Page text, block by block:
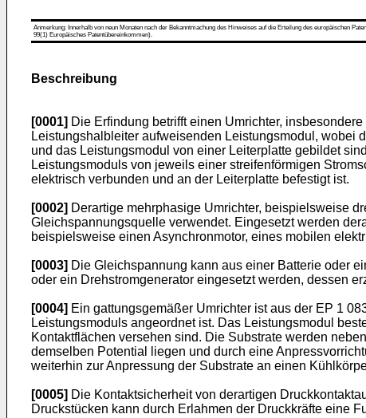
Anmerkung: Innerhalb von neun Monaten nach der Bekanntmachung des Hinweises auf die Erteilung des europäischen
99(1) Europäisches Patentübereinkommen).
Beschreibung
[0001] Die Erfindung betrifft einen Umrichter,
Leistungshalbleiter aufweisenden Leistungsmodul, wobei
und das Leistungsmodul von einer Leiterplatte gebildet
Leistungsmoduls von jeweils einer streifenförmigen
elektrisch verbunden und an der Leiterplatte befestigt ist.
[0002] Derartige mehrphasige Umrichter, beispielsweise
Gleichspannungsquelle verwendet. Eingesetzt werden
beispielsweise einen Asynchronmotor, eines mobilen
[0003] Die Gleichspannung kann aus einer Batterie oder
oder ein Drehstromgenerator eingesetzt werden, dessen
[0004] Ein gattungsgemäßer Umrichter ist aus der EP 1
Leistungsmoduls angeordnet ist. Das Leistungsmodul
Kontaktflächen versehen sind. Die Substrate werden
demselben Potential liegen und durch eine
weiterhin zur Anpressung der Substrate an einen
[0005] Die Kontaktsicherheit von derartigen
Druckstücken kann durch Erlahmen der Druckkräfte eine